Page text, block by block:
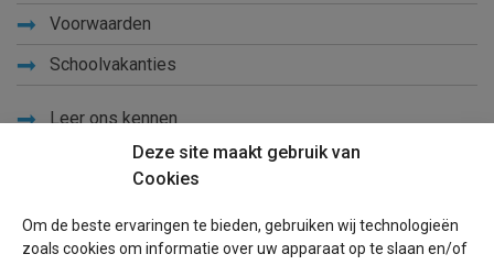
Deze site maakt gebruik van
Cookies
Om de beste ervaringen te bieden, gebruiken wij technologieën
zoals cookies om informatie over uw apparaat op te slaan en/of
Voorwaarden
Schoolvakanties
Leer ons kennen
Sitemap